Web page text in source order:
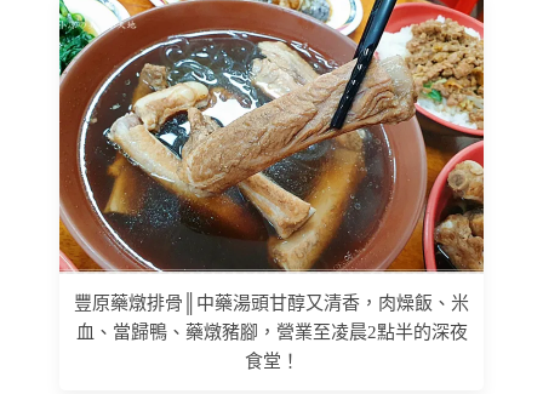
豐原藥燉排骨║中藥湯頭甘醇又清香，肉燥飯、米
血、當歸鴨、藥燉豬腳，營業至凌晨2點半的深夜
食堂！